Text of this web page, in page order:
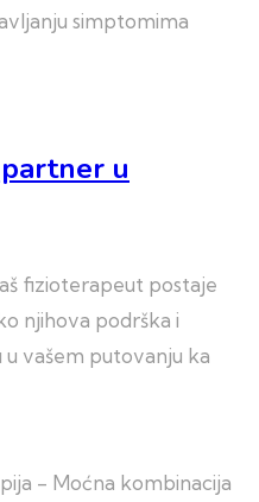
u
fizioterapeut postaje
njihova podrška i
vašem putovanju ka